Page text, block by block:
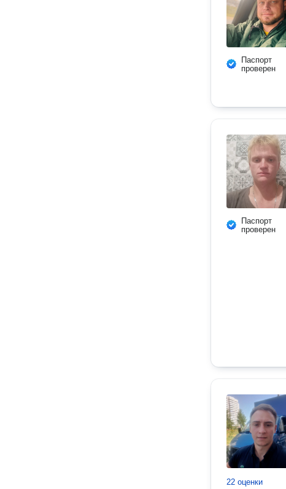
Паспорт
проверен
Паспорт
проверен
22 оценки